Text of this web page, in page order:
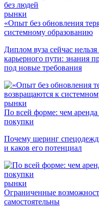
рынки
«Опыт без обновления
системному образованию
Диплом вуза сейчас
карьерного пути: знания
под новые требования
рынки
По всей форме: чем
покупки
Почему шеринг
и каков его потенциал
рынки
Ограниченные
самостоятельны